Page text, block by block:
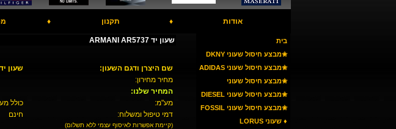
אודות ♦ תקנון ♦
בית
✬מבצע חיסול שעוני DKNY
✬מבצע חיסול שעוני ADIDAS
✬מבצע חיסול שעוני
ARMANI
✬מבצע חיסול שעוני DIESEL
✬מבצע חיסול שעוני FOSSIL
♦ שעוני LORUS
שעון יד ARMANI AR5737
שם היצרן ודגם השעון:
שעון יד ARMANI AR5737
מחיר מחירון:
המחיר שלנו:
מע"מ:
כולל
דמי טיפול ומשלוח:
חינם
(קיימת אפשרות לאיסוף עצמי ללא תשלום)